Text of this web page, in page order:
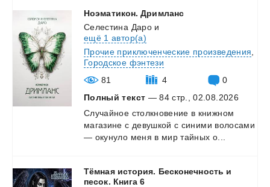
Ноэматикон. Дримланс
Селестина Дарои
ещё 1 автор(а)
Прочие приключенческие произведения
Городское фэнтези
81
4
0
Полный текст — 84 стр., 02.08.2026
Случайное столкновение в книжном
магазине с девушкой с синими волосами
— окунуло меня в мир тайных о...
Тёмная история. Бесконечность и
песок. Книга 6